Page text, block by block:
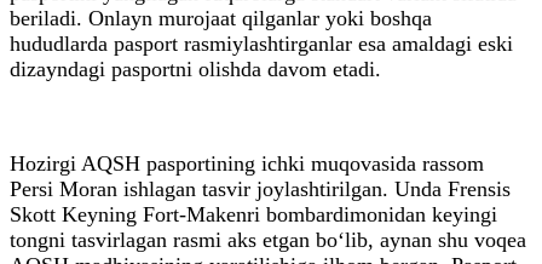
beriladi. Onlayn murojaat qilganlar yoki boshqa
hududlarda pasport rasmiylashtirganlar esa amaldagi eski
dizayndagi pasportni olishda davom etadi.
Hozirgi AQSH pasportining ichki muqovasida rassom
Persi Moran ishlagan tasvir joylashtirilgan. Unda Frensis
Skott Keyning Fort-Makenri bombardimonidan keyingi
tongni tasvirlagan rasmi aks etgan bo‘lib, aynan shu voqea